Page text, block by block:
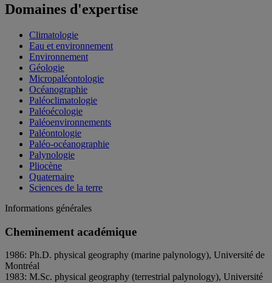
Domaines d'expertise
Climatologie
Eau et environnement
Environnement
Géologie
Micropaléontologie
Océanographie
Paléoclimatologie
Paléoécologie
Paléoenvironnements
Paléontologie
Paléo-océanographie
Palynologie
Pliocène
Quaternaire
Sciences de la terre
Informations générales
Cheminement académique
1986: Ph.D. physical geography (marine palynology), Université de
Montréal
1983: M.Sc. physical geography (terrestrial palynology), Université